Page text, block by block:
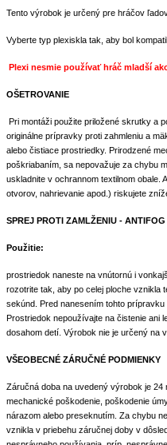
Tento výrobok je určený pre hráčov
Vyberte typ plexiskla tak, aby bol
Plexi nesmie používať hráč mladší
OŠETROVANIE
Pri montáži použite priložené skrutky a
originálne prípravky proti zahmleniu a
alebo čistiace prostriedky. Prirodzené
poškriabaním, sa nepovažuje za chybu
uskladnite v ochrannom textilnom
otvorov, nahrievanie apod.) riskujete
SPREJ PROTI ZAMLŽENIU - ANTIFOG
Použitie:
prostriedok naneste na vnútornú i
rozotrite tak, aby po celej ploche vznikla
sekúnd. Pred nanesením tohto
Prostriedok nepoužívajte na čistenie ani
dosahom detí. Výrobok nie je určený na
VŠEOBECNÉ ZÁRUČNÉ PODMIENKY
Záručná doba na uvedený výrobok je
mechanické poškodenie, poškodenie
nárazom alebo preseknutím. Za chybu
vznikla v priebehu záručnej doby v